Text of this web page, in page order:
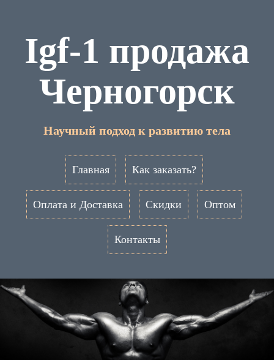
Igf-1 продажа
Черногорск
Научный подход к развитию тела
Главная Как заказать?
Оплата и Доставка Скидки Оптом
Контакты